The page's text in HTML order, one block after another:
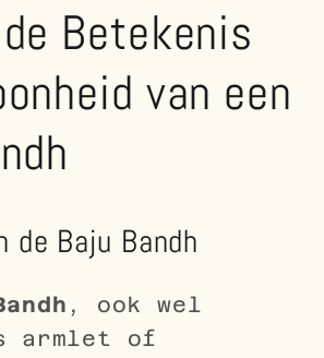
Betekenis
van een
de Baju Bandh
, ook wel
armlet of